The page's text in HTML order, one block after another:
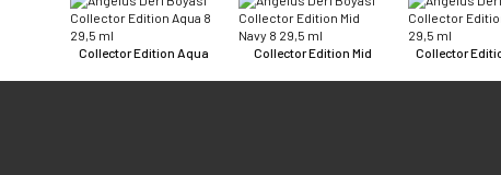
Collector Edition Aqua Collector Edition Mid Collector